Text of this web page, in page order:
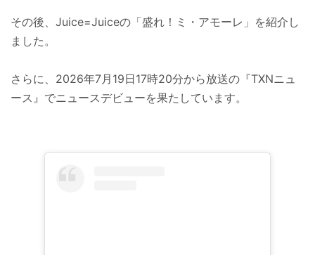
その後、Juice=Juiceの「盛れ！ミ・アモーレ」を紹介し
ました。
さらに、2026年7月19日17時20分から放送の『TXNニュ
ース』でニュースデビューを果たしています。